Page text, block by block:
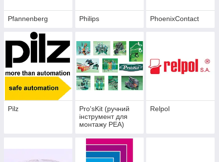
Pfannenberg Philips PhoenixContact
Pilz
Pro'sKit (ручний
інструмент для
монтажу РЕА)
Relpol